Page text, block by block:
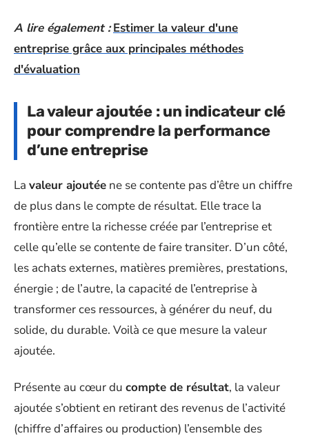
A lire également : Estimer la valeur d'une
entreprise grâce aux principales méthodes
d'évaluation
La valeur ajoutée : un indicateur clé
pour comprendre la performance
d’une entreprise
La valeur ajoutée ne se contente pas d’être un chiffre
de plus dans le compte de résultat. Elle trace la
frontière entre la richesse créée par l’entreprise et
celle qu’elle se contente de faire transiter. D’un côté,
les achats externes, matières premières, prestations,
énergie ; de l’autre, la capacité de l’entreprise à
transformer ces ressources, à générer du neuf, du
solide, du durable. Voilà ce que mesure la valeur
ajoutée.
Présente au cœur du compte de résultat, la valeur
ajoutée s’obtient en retirant des revenus de l’activité
(chiffre d’affaires ou production) l’ensemble des